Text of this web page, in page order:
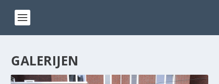
GALERIJEN